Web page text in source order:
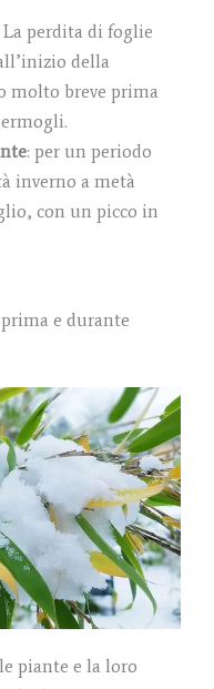
La perdita di foglie
della
molto breve prima
: per un periodo
inverno a metà
con un picco in
e durante
piante e la loro